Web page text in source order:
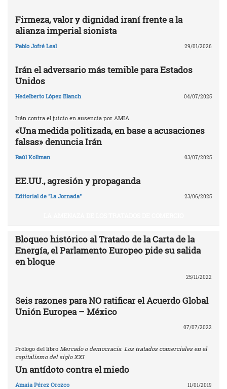
Firmeza, valor y dignidad iraní frente a la
alianza imperial sionista
Pablo Jofré Leal 29/01/2026
Irán el adversario más temible para Estados
Unidos
Hedelberto López Blanch 04/07/2025
Irán contra el juicio en ausencia por AMIA
«Una medida politizada, en base a acusaciones
falsas» denuncia Irán
Raúl Kollman 03/07/2025
EE.UU., agresión y propaganda
Editorial de "La Jornada" 23/06/2025
Bloqueo histórico al Tratado de la Carta de la
Energía, el Parlamento Europeo pide su salida
en bloque
25/11/2022
Seis razones para NO ratificar el Acuerdo Global
Unión Europea – México
07/07/2022
Prólogo del libro Mercado o democracia. Los tratados comerciales en el
capitalismo del siglo XXI
Un antídoto contra el miedo
Amaia Pérez Orozco 11/01/2019